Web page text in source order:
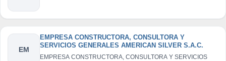
EM
EMPRESA CONSTRUCTORA, CONSULTORA Y
SERVICIOS GENERALES AMERICAN SILVER S.A.C.
EMPRESA CONSTRUCTORA, CONSULTORA Y SERVICIOS